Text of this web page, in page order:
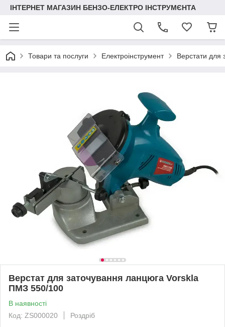
ІНТЕРНЕТ МАГАЗИН БЕНЗО-ЕЛЕКТРО ІНСТРУМЄНТА
Товари та послуги Електроінструмент Верстати для
Верстат для заточування ланцюга Vorskla
ПМЗ 550/100
В наявності
Код: ZS000020
Роздріб